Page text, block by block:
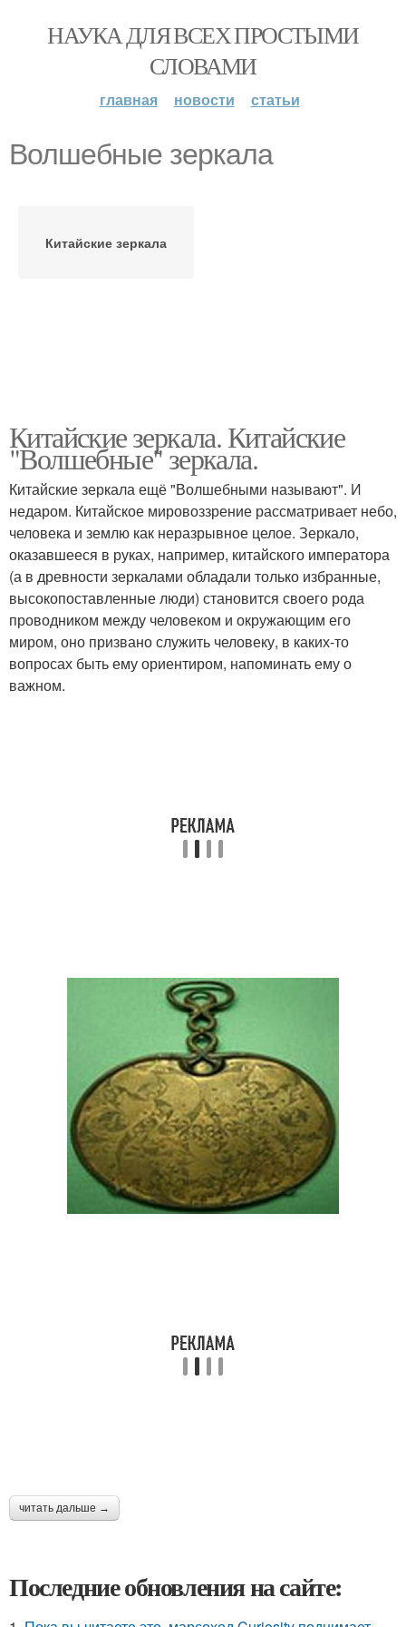
НАУКА ДЛЯ ВСЕХ ПРОСТЫМИ
СЛОВАМИ
главная новости статьи
Волшебные зеркала
Китайские зеркала
Китайские зеркала. Китайские
"Волшебные" зеркала.
Китайские зеркала ещё "Волшебными называют". И
недаром. Китайское мировоззрение рассматривает небо,
человека и землю как неразрывное целое. Зеркало,
оказавшееся в руках, например, китайского императора
(а в древности зеркалами обладали только избранные,
высокопоставленные люди) становится своего рода
проводником между человеком и окружающим его
миром, оно призвано служить человеку, в каких-то
вопросах быть ему ориентиром, напоминать ему о
важном.
читать дальше →
Последние обновления на сайте: